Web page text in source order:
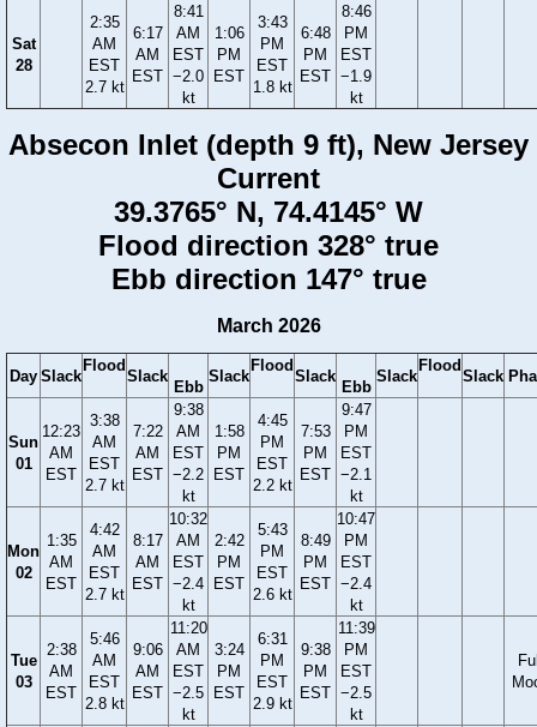
Sat
28
2:35
AM
EST
2.7 kt
6:17
AM
EST
8:41
AM
EST
−2.0
kt
1:06
PM
EST
3:43
PM
EST
1.8 kt
6:48
PM
EST
8:46
PM
EST
−1.9
kt
Absecon Inlet (depth 9 ft), New Jersey
Current
39.3765° N, 74.4145° W
Flood direction 328° true
Ebb direction 147° true
March 2026
Day Slack
Flood
Slack
Ebb
Slack
Flood
Slack
Ebb
Slack
Flood
Slack
Sun
01
12:23
AM
EST
3:38
AM
EST
2.7 kt
7:22
AM
EST
9:38
AM
EST
−2.2
kt
1:58
PM
EST
4:45
PM
EST
2.2 kt
7:53
PM
EST
9:47
PM
EST
−2.1
kt
Mon
02
1:35
AM
EST
4:42
AM
EST
2.7 kt
8:17
AM
EST
10:32
AM
EST
−2.4
kt
2:42
PM
EST
5:43
PM
EST
2.6 kt
8:49
PM
EST
10:47
PM
EST
−2.4
kt
Tue
03
2:38
AM
EST
5:46
AM
EST
2.8 kt
9:06
AM
EST
11:20
AM
EST
−2.5
kt
3:24
PM
EST
6:31
PM
EST
2.9 kt
9:38
PM
EST
11:39
PM
EST
−2.5
kt